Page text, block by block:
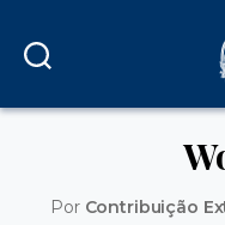
Por Contribuição